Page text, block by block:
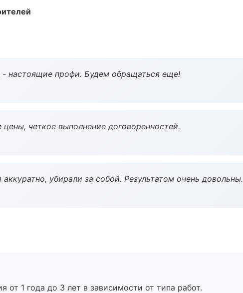
настоящие профи. Будем обращаться еще!
четкое выполнение договоренностей.
убирали за собой. Результатом очень довольны.
от 1 года до 3 лет в зависимости от типа работ.